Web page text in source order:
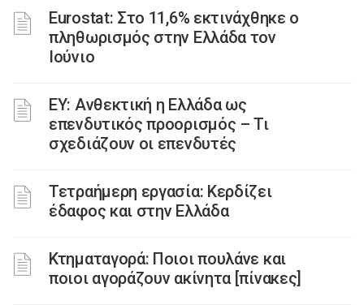
Eurostat: Στο 11,6% εκτινάχθηκε ο
πληθωρισμός στην Ελλάδα τον
Ιούνιο
ΕΥ: Ανθεκτική η Ελλάδα ως
επενδυτικός προορισμός – Τι
σχεδιάζουν οι επενδυτές
Τετραήμερη εργασία: Κερδίζει
έδαφος και στην Ελλάδα
Κτηματαγορά: Ποιοι πουλάνε και
ποιοι αγοράζουν ακίνητα [πίνακες]